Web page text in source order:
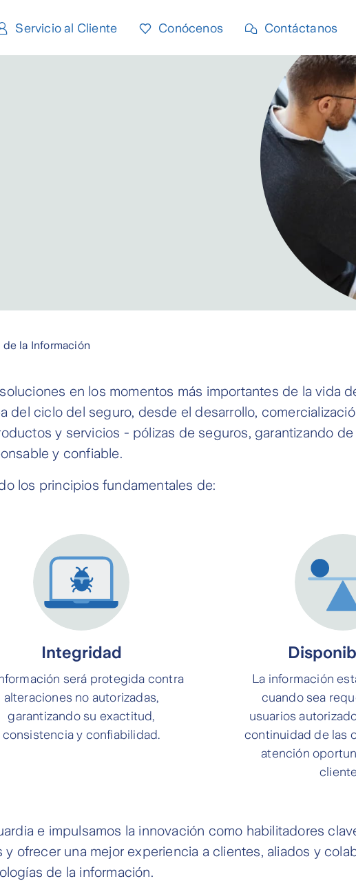
Servicio al Cliente Conócenos Contáctanos
la Información
en los momentos más importantes de la vida
del ciclo del seguro, desde el desarrollo,
y servicios - pólizas de seguros, garantizando de
y confiable.
los principios fundamentales de:
Integridad
será protegida contra
alteraciones no autorizadas,
garantizando su exactitud,
consistencia y confiabilidad.
La información
cuando sea
usuarios
continuidad de las
atención
e impulsamos la innovación como habilitadores
ofrecer una mejor experiencia a clientes, aliados y
de la información.